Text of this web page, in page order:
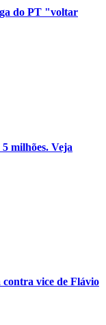
do PT "voltar
milhões. Veja
contra vice de Flávio